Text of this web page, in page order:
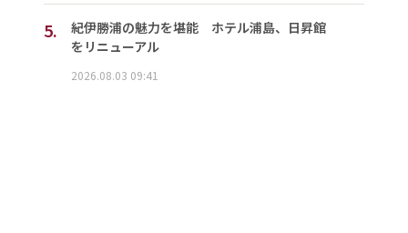
5.
紀伊勝浦の魅力を堪能 ホテル浦島、日昇館
をリニューアル
2026.08.03 09:41